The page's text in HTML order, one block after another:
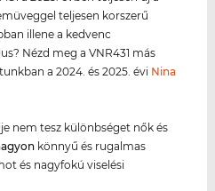
teljesen korszerű
illene a kedvenc
Nézd meg a VNR431 más
a 2024. és 2025. évi Nina
nem tesz különbséget nők és
könnyű és rugalmas
és nagyfokú viselési